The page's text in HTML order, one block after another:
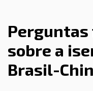
sobre a
Brasil-